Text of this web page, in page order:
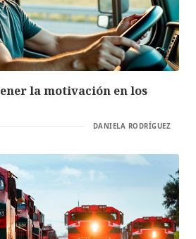
la motivación en los
DANIELA RODRÍGUEZ